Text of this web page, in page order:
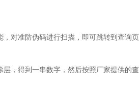
对准防伪码进行扫描，即可跳转到查询页
，得到一串数字，然后按照厂家提供的查